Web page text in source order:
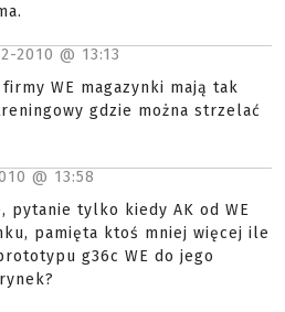
2010 @ 13:13
WE magazynki mają tak
gdzie można strzelać
@ 13:58
pytanie tylko kiedy AK od WE
pamięta ktoś mniej więcej ile
g36c WE do jego